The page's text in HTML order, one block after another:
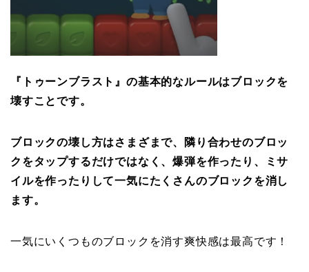
『トゥーンブラスト』の基本的なルールはブロックを
壊すことです。
ブロックの壊し方はさまざまで、隣り合わせのブロッ
クをタップするだけではなく、爆弾を作ったり、ミサ
イルを作ったりして一気にたくさんのブロックを消し
ます。
一気にいくつものブロックを消す爽快感は最高です！